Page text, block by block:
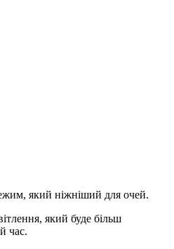
який ніжніший для очей.
який буде більш
час.